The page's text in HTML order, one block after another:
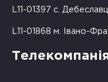
L11-01397 с.
L11-01868 м. Івано-